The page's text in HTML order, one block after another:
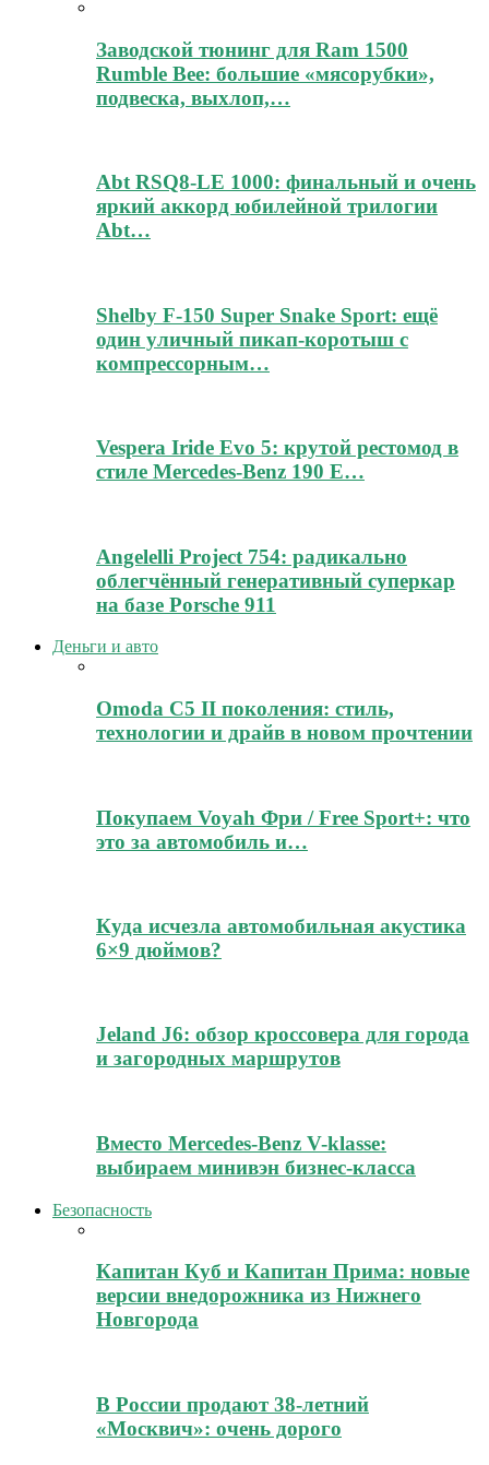
Заводской тюнинг для Ram 1500
Rumble Bee: большие «мясорубки»,
подвеска, выхлоп,…
Abt RSQ8-LE 1000: финальный и очень
яркий аккорд юбилейной трилогии
Abt…
Shelby F-150 Super Snake Sport: ещё
один уличный пикап-коротыш с
компрессорным…
Vespera Iride Evo 5: крутой рестомод в
стиле Mercedes-Benz 190 E…
Angelelli Project 754: радикально
облегчённый генеративный суперкар
на базе Porsche 911
Деньги и авто
Omoda C5 II поколения: стиль,
технологии и драйв в новом прочтении
Покупаем Voyah Фри / Free Sport+: что
это за автомобиль и…
Куда исчезла автомобильная акустика
6×9 дюймов?
Jeland J6: обзор кроссовера для города
и загородных маршрутов
Вместо Mercedes-Benz V-klasse:
выбираем минивэн бизнес-класса
Безопасность
Капитан Куб и Капитан Прима: новые
версии внедорожника из Нижнего
Новгорода
В России продают 38-летний
«Москвич»: очень дорого